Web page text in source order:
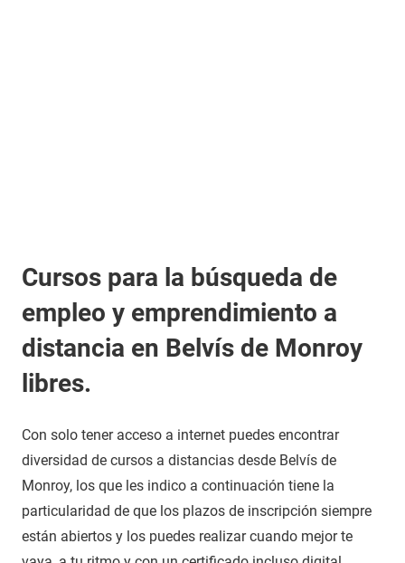
Cursos para la búsqueda de
empleo y emprendimiento a
distancia en Belvís de Monroy
libres.
Con solo tener acceso a internet puedes encontrar
diversidad de cursos a distancias desde Belvís de
Monroy, los que les indico a continuación tiene la
particularidad de que los plazos de inscripción siempre
están abiertos y los puedes realizar cuando mejor te